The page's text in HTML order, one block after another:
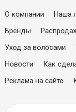
О компании Наша
Бренды
Уход за волосами
Новости
Как
Реклама на сайте